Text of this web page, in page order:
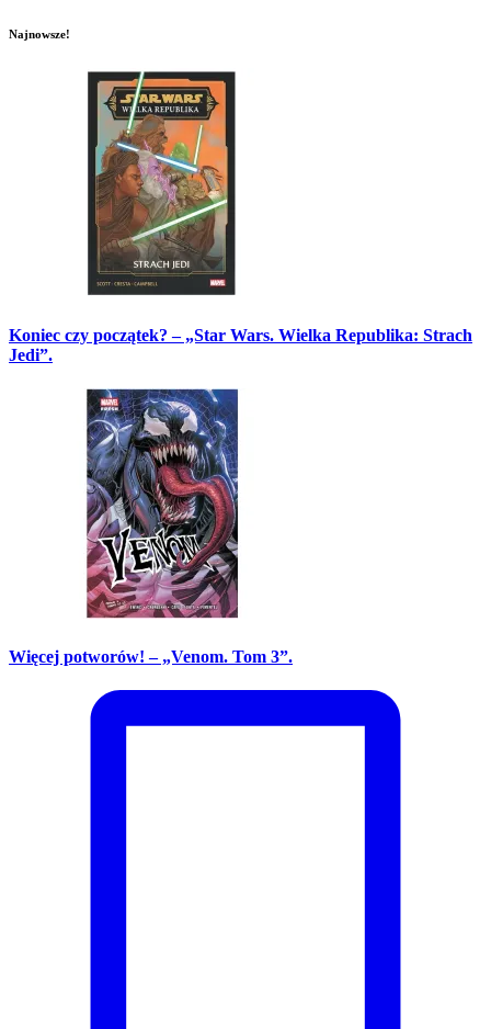
Najnowsze!
Koniec czy początek? – „Star Wars. Wielka Republika: Strach
Jedi”.
Więcej potworów! – „Venom. Tom 3”.